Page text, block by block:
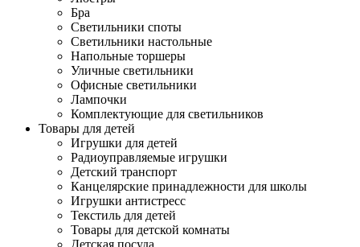
Бра
Светильники споты
Светильники настольные
Напольные торшеры
Уличные светильники
Офисные светильники
Лампочки
Комплектующие для светильников
Товары для детей
Игрушки для детей
Радиоуправляемые игрушки
Детский транспорт
Канцелярские принадлежности для школы
Игрушки антистресс
Текстиль для детей
Товары для детской комнаты
Детская посуда